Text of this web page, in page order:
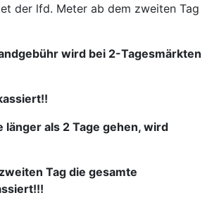
der lfd. Meter ab dem zweiten Tag
wird bei 2-Tagesmärkten
länger als 2 Tage gehen, wird
Tag die gesamte